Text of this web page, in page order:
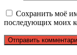
Сохранить моё
последующих моих